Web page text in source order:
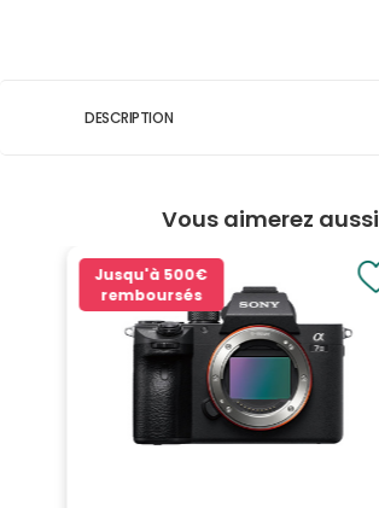
DESCRIPTION
Vous aimerez aussi
Jusqu'à 500€
remboursés